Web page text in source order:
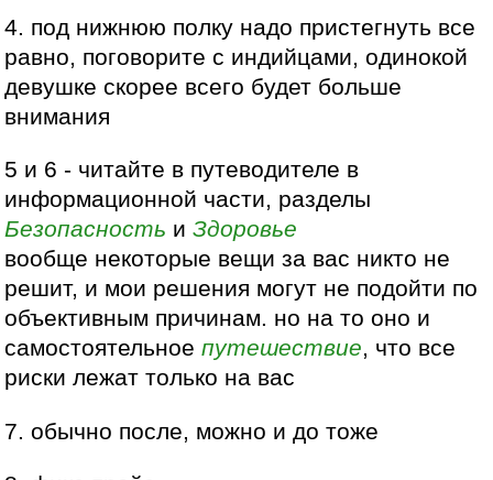
4. под нижнюю полку надо пристегнуть все
равно, поговорите с индийцами, одинокой
девушке скорее всего будет больше
внимания
5 и 6 - читайте в путеводителе в
информационной части, разделы
Безопасность иЗдоровье
вообще некоторые вещи за вас никто не
решит, и мои решения могут не подойти по
объективным причинам. но на то оно и
самостоятельноепутешествие, что все
риски лежат только на вас
7. обычно после, можно и до тоже